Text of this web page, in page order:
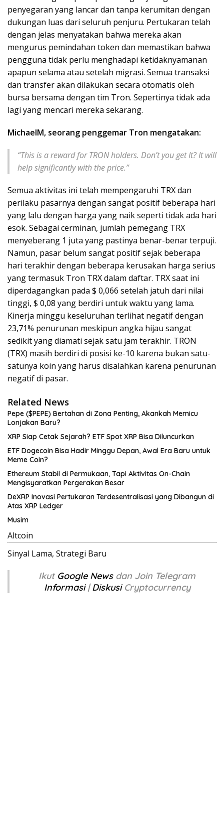
penyegaran yang lancar dan tanpa kerumitan dengan
dukungan luas dari seluruh penjuru. Pertukaran telah
dengan jelas menyatakan bahwa mereka akan
mengurus pemindahan token dan memastikan bahwa
pengguna tidak perlu menghadapi ketidaknyamanan
apapun selama atau setelah migrasi. Semua transaksi
dan transfer akan dilakukan secara otomatis oleh
bursa bersama dengan tim Tron. Sepertinya tidak ada
lagi yang mencari mereka sekarang.
MichaelM, seorang penggemar Tron mengatakan:
“This is a reward for TRON holders. Don’t you get It? It will
help significantly with the price.”
Semua aktivitas ini telah mempengaruhi TRX dan
perilaku pasarnya dengan sangat positif beberapa hari
yang lalu dengan harga yang naik seperti tidak ada hari
esok. Sebagai cerminan, jumlah pemegang TRX
menyeberang 1 juta yang pastinya benar-benar terpuji.
Namun, pasar belum sangat positif sejak beberapa
hari terakhir dengan beberapa kerusakan harga serius
yang termasuk Tron TRX dalam daftar. TRX saat ini
diperdagangkan pada $ 0,066 setelah jatuh dari nilai
tinggi, $ 0,08 yang berdiri untuk waktu yang lama.
Kinerja minggu keseluruhan terlihat negatif dengan
23,71% penurunan meskipun angka hijau sangat
sedikit yang diamati sejak satu jam terakhir. TRON
(TRX) masih berdiri di posisi ke-10 karena bukan satu-
satunya koin yang harus disalahkan karena penurunan
negatif di pasar.
Related News
Pepe ($PEPE) Bertahan di Zona Penting, Akankah Memicu
Lonjakan Baru?
XRP Siap Cetak Sejarah? ETF Spot XRP Bisa Diluncurkan
ETF Dogecoin Bisa Hadir Minggu Depan, Awal Era Baru untuk
Meme Coin?
Ethereum Stabil di Permukaan, Tapi Aktivitas On-Chain
Mengisyaratkan Pergerakan Besar
DeXRP Inovasi Pertukaran Terdesentralisasi yang Dibangun di
Atas XRP Ledger
Musim
Altcoin
Sinyal Lama, Strategi Baru
Ikut Google News dan Join Telegram
Informasi|DiskusiCryptocurrency